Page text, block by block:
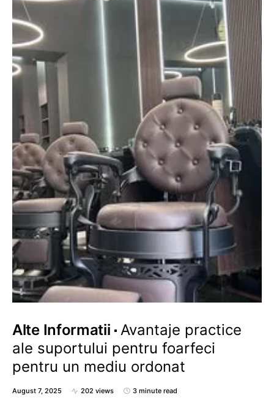
Alte Informatii Avantaje practice
ale suportului pentru foarfeci
pentru un mediu ordonat
August 7, 2025 202 views 3 minute read